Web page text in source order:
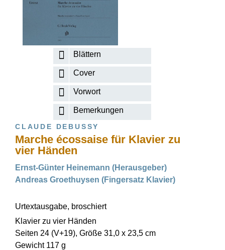
Blättern
Cover
Vorwort
Bemerkungen
CLAUDE DEBUSSY
Marche écossaise für Klavier zu
vier Händen
Ernst-Günter Heinemann (Herausgeber)
Andreas Groethuysen (Fingersatz Klavier)
Urtextausgabe, broschiert
Klavier zu vier Händen
Seiten 24 (V+19), Größe 31,0 x 23,5 cm
Gewicht 117 g